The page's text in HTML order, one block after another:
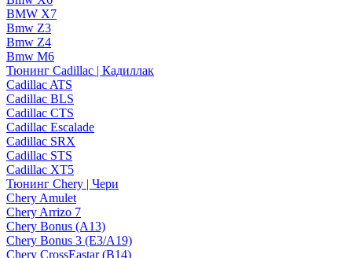
BMW X7
Bmw Z3
Bmw Z4
Bmw М6
Тюнинг Cadillac | Кадиллак
Cadillac ATS
Cadillac BLS
Cadillac CTS
Cadillac Escalade
Cadillac SRX
Cadillac STS
Cadillac XT5
Тюнинг Chery | Чери
Chery Amulet
Chery Arrizo 7
Chery Bonus (A13)
Chery Bonus 3 (E3/A19)
Chery CrossEastar (B14)